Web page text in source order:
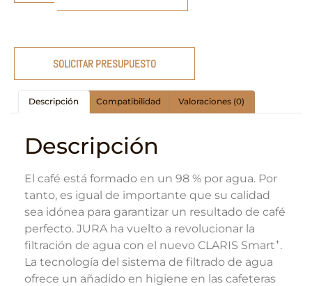
SOLICITAR PRESUPUESTO
Descripción Compatibilidad Valoraciones (0)
Descripción
El café está formado en un 98 % por agua. Por
tanto, es igual de importante que su calidad
sea idónea para garantizar un resultado de café
perfecto. JURA ha vuelto a revolucionar la
filtración de agua con el nuevo CLARIS Smart+.
La tecnología del sistema de filtrado de agua
ofrece un añadido en higiene en las cafeteras